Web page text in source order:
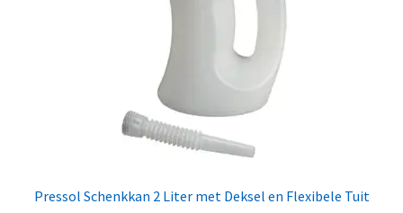
Pressol Schenkkan 2 Liter met Deksel en Flexibele Tuit